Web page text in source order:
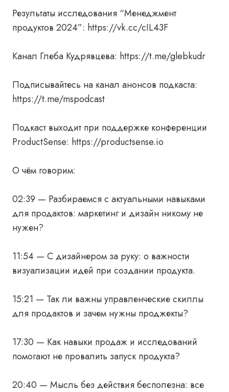
Результаты исследования “Менеджмент
продуктов 2024”: https://vk.cc/cIL43F
Канал Глеба Кудрявцева: https://t.me/glebkudr
Подписывайтесь на канал анонсов подкаста:
https://t.me/mspodcast
Подкаст выходит при поддержке конференции
ProductSense: https://productsense.io
О чём говорим:
02:39 — Разбираемся с актуальными навыками
для продактов: маркетинг и дизайн никому не
нужен?
11:54 — С дизайнером за руку: о важности
визуализации идей при создании продукта.
15:21 — Так ли важны управленческие скиллы
для продактов и зачем нужны проджекты?
17:30 — Как навыки продаж и исследований
помогают не провалить запуск продукта?
20:40 — Мысль без действия бесполезна: все